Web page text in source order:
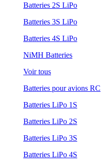
Batteries 2S LiPo
Batteries 3S LiPo
Batteries 4S LiPo
NiMH Batteries
Voir tous
Batteries pour avions RC
Batteries LiPo 1S
Batteries LiPo 2S
Batteries LiPo 3S
Batteries LiPo 4S